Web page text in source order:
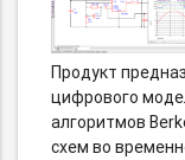
Продукт
цифрового
алгоритмов
схем во